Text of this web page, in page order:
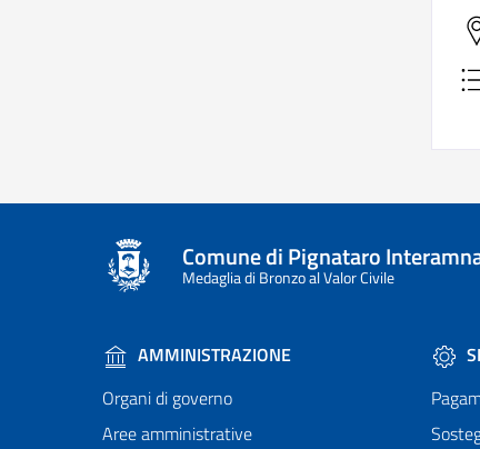
Comune di Pignataro
Medaglia di Bronzo al Valor Civile
AMMINISTRAZIONE
Organi di governo
Aree amministrative